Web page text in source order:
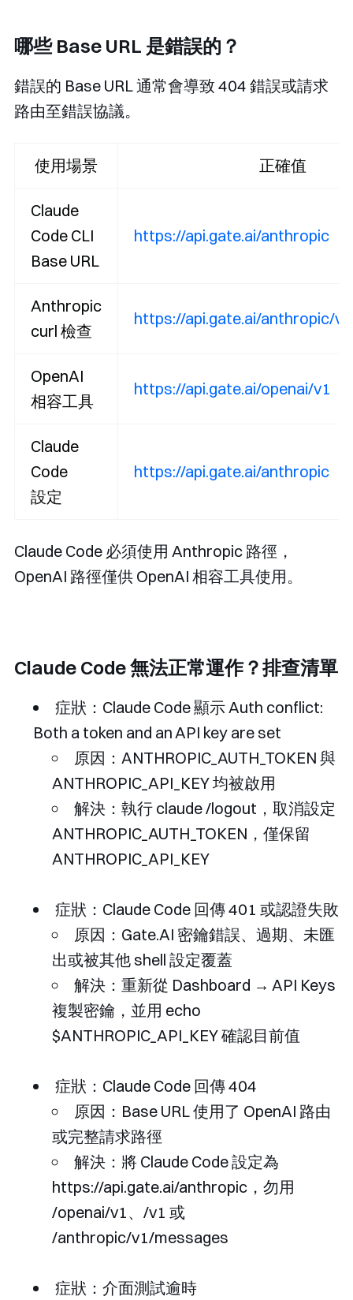
哪些 Base URL 是錯誤的？
錯誤的 Base URL 通常會導致 404 錯誤或請求
路由至錯誤協議。
使用場景 正確值
Claude
Code CLI
Base URL
https://api.gate.ai/anthropic
Anthropic
curl 檢查
https://api.gate.ai/anthropic/
OpenAI
相容工具
https://api.gate.ai/openai/v1
Claude
Code
設定
https://api.gate.ai/anthropic
Claude Code 必須使用 Anthropic 路徑，
OpenAI 路徑僅供 OpenAI 相容工具使用。
Claude Code 無法正常運作？排查清單
症狀：Claude Code 顯示Auth conflict:
Both a token and an API key are set
原因： ANTHROPIC_AUTH_TOKEN 與
ANTHROPIC_API_KEY均被啟用
解決：執行 claude /logout ，取消設定
ANTHROPIC_AUTH_TOKEN ，僅保留
ANTHROPIC_API_KEY
症狀：Claude Code 回傳401 或認證失敗
原因：Gate.AI 密鑰錯誤、過期、未匯
出或被其他 shell 設定覆蓋
解決：重新從 Dashboard → API Keys
複製密鑰，並用 echo
$ANTHROPIC_API_KEY確認目前值
症狀：Claude Code 回傳404
原因：Base URL 使用了 OpenAI 路由
或完整請求路徑
解決：將 Claude Code 設定為
https://api.gate.ai/anthropic ，勿用
/openai/v1、 /v1 或
/anthropic/v1/messages
症狀：介面測試逾時